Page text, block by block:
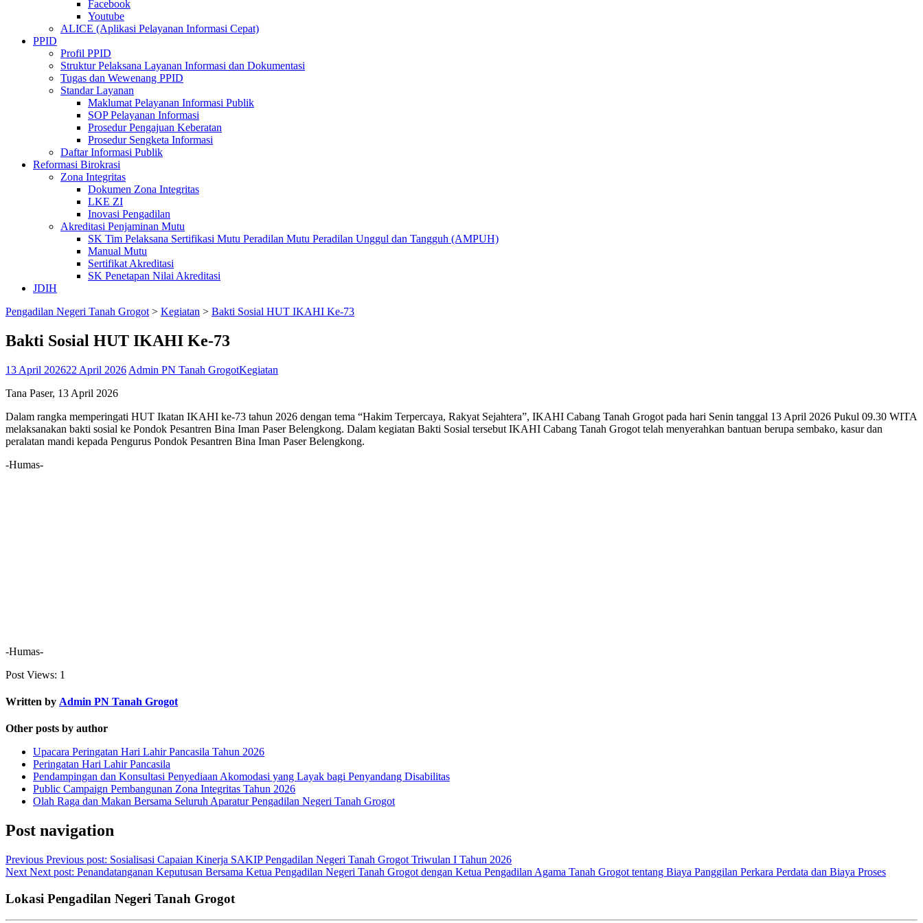
Facebook
Youtube
ALICE (Aplikasi Pelayanan Informasi Cepat)
PPID
Profil PPID
Struktur Pelaksana Layanan Informasi dan Dokumentasi
Tugas dan Wewenang PPID
Standar Layanan
Maklumat Pelayanan Informasi Publik
SOP Pelayanan Informasi
Prosedur Pengajuan Keberatan
Prosedur Sengketa Informasi
Daftar Informasi Publik
Reformasi Birokrasi
Zona Integritas
Dokumen Zona Integritas
LKE ZI
Inovasi Pengadilan
Akreditasi Penjaminan Mutu
SK Tim Pelaksana Sertifikasi Mutu Peradilan Mutu Peradilan Unggul dan Tangguh (AMPUH)
Manual Mutu
Sertifikat Akreditasi
SK Penetapan Nilai Akreditasi
JDIH
Pengadilan Negeri Tanah Grogot > Kegiatan > Bakti Sosial HUT IKAHI Ke-73
Bakti Sosial HUT IKAHI Ke-73
13 April 202622 April 2026 Admin PN Tanah GrogotKegiatan
Tana Paser, 13 April 2026
Dalam rangka memperingati HUT Ikatan IKAHI ke-73 tahun 2026 dengan tema “Hakim Terpercaya, Rakyat Sejahtera”, IKAHI Cabang Tanah Grogot pada hari Senin tanggal 13 April 2026 Pukul 09.30 WITA
melaksanakan bakti sosial ke Pondok Pesantren Bina Iman Paser Belengkong. Dalam kegiatan Bakti Sosial tersebut IKAHI Cabang Tanah Grogot telah menyerahkan bantuan berupa sembako, kasur dan
peralatan mandi kepada Pengurus Pondok Pesantren Bina Iman Paser Belengkong.
-Humas-
-Humas-
Post Views: 1
Written by Admin PN Tanah Grogot
Other posts by author
Upacara Peringatan Hari Lahir Pancasila Tahun 2026
Peringatan Hari Lahir Pancasila
Pendampingan dan Konsultasi Penyediaan Akomodasi yang Layak bagi Penyandang Disabilitas
Public Campaign Pembangunan Zona Integritas Tahun 2026
Olah Raga dan Makan Bersama Seluruh Aparatur Pengadilan Negeri Tanah Grogot
Post navigation
Previous Previous post: Sosialisasi Capaian Kinerja SAKIP Pengadilan Negeri Tanah Grogot Triwulan I Tahun 2026
Next Next post: Penandatanganan Keputusan Bersama Ketua Pengadilan Negeri Tanah Grogot dengan Ketua Pengadilan Agama Tanah Grogot tentang Biaya Panggilan Perkara Perdata dan Biaya Proses
Lokasi Pengadilan Negeri Tanah Grogot